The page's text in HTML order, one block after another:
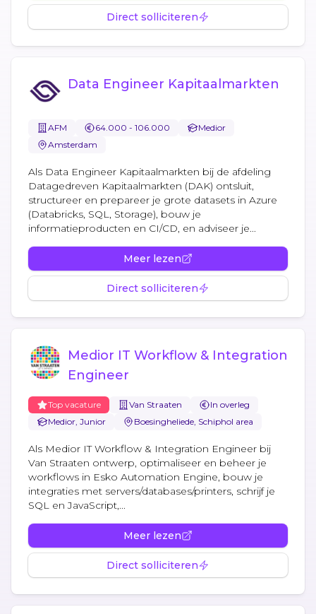
Direct solliciteren
Data Engineer Kapitaalmarkten
AFM 64.000 - 106.000
Medior
Amsterdam
Als Data Engineer Kapitaalmarkten bij de afdeling
Datagedreven Kapitaalmarkten (DAK) ontsluit,
structureer en prepareer je grote datasets in Azure
(Databricks, SQL, Storage), bouw je
informatieproducten en CI/CD, en adviseer je...
Meer lezen
Direct solliciteren
Medior IT Workflow & Integration
Engineer
Top vacature Van Straaten
In overleg
Medior, Junior
Boesingheliede, Schiphol area
Als Medior IT Workflow & Integration Engineer bij
Van Straaten ontwerp, optimaliseer en beheer je
workflows in Esko Automation Engine, bouw je
integraties met servers/databases/printers, schrijf je
SQL en JavaScript,...
Meer lezen
Direct solliciteren